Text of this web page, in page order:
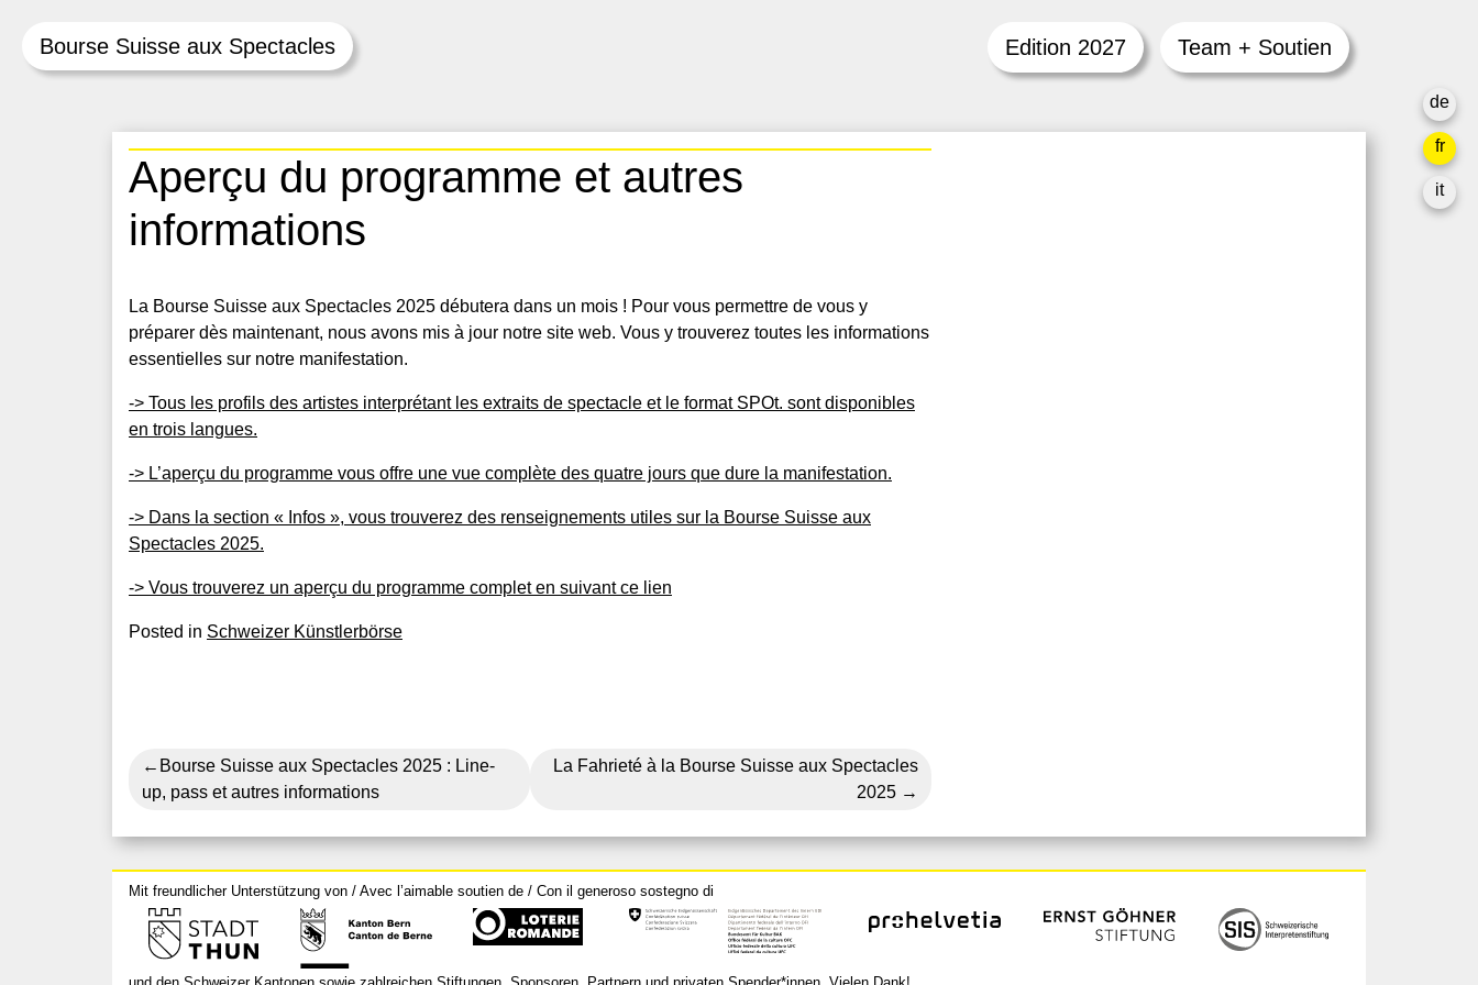
de
fr
it
Bourse Suisse aux Spectacles Edition 2027 Team + Soutien
Aperçu du programme et autres
informations
La Bourse Suisse aux Spectacles 2025 débutera dans un mois ! Pour vous permettre de vous y
préparer dès maintenant, nous avons mis à jour notre site web. Vous y trouverez toutes les informations
essentielles sur notre manifestation.
-> Tous les profils des artistes interprétant les extraits de spectacle et le format SPOt. sont disponibles
en trois langues.
-> L’aperçu du programme vous offre une vue complète des quatre jours que dure la manifestation.
-> Dans la section « Infos », vous trouverez des renseignements utiles sur la Bourse Suisse aux
Spectacles 2025.
-> Vous trouverez un aperçu du programme complet en suivant ce lien
Posted in Schweizer Künstlerbörse
Navigation
de
l’article
Bourse Suisse aux Spectacles 2025 : Line-
up, pass et autres informations
La Fahrieté à la Bourse Suisse aux Spectacles
2025
Mit freundlicher Unterstützung von / Avec l’aimable soutien de / Con il generoso sostegno di